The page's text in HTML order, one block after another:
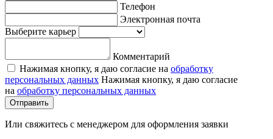
Телефон
Электронная почта
Выберите карьер
Комментарий
Нажимая кнопку, я даю согласие на обработку
персональных данных Нажимая кнопку, я даю согласие
на обработку персональных данных
Отправить
Или свяжитесь с менеджером для оформления заявки